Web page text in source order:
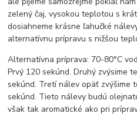
zelený čaj, vysokou teplotou s
dosiahneme krásne ľahučké
alternatívnu prípravu s nižšou
Alternatívna príprava: 70-80°C
Prvý 120 sekúnd. Druhý zvýsime
sekúnd. Tretí nálev opäť zvýšime
sekúnd. Tieto nálevy budú
však tak aromatické ako pri